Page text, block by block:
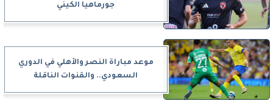
جورماهيا الكيني
موعد مباراة النصر والأهلي في الدوري
السعودي.. والقنوات الناقلة